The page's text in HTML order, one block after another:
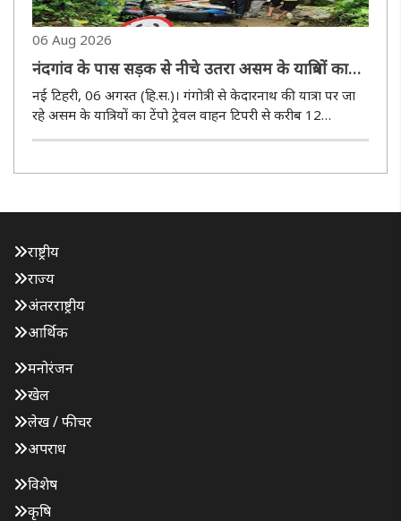
06 Aug 2026
नंदगांव के पास सड़क से नीचे उतरा असम के यात्रियों का
टेंपो ट्रेवल
नई टिहरी, 06 अगस्त (हि.स.)। गंगोत्री से केदारनाथ की यात्रा पर जा
रहे असम के यात्रियों का टेंपो ट्रेवल वाहन टिपरी से करीब 12
किलोमीटर आगे नंदगांव के पास अनियंत्रित होकर सड़क से नीचे दूसरी
राष्ट्रीय
राज्य
अंतरराष्ट्रीय
आर्थिक
मनोरंजन
खेल
लेख / फीचर
अपराध
विशेष
कृषि